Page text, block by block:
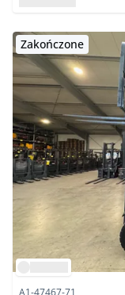
Zakończone
A1-47467-71